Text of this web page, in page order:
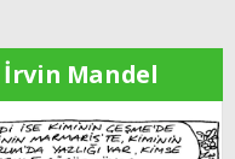
İrvin Mandel